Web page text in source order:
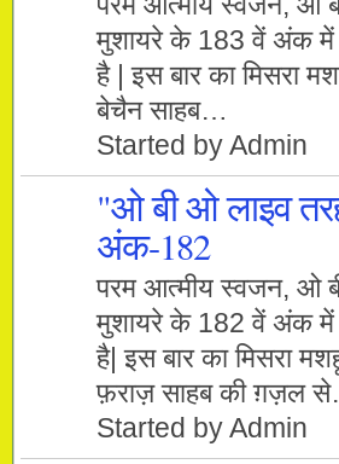
मुशायरे के 183 वें अंक में
है | इस बार का मिसरा
बेचैन साहब…
Started by Admin
"ओ बी ओ लाइव
अंक-182
परम आत्मीय स्वजन, ओ
मुशायरे के 182 वें अंक में
है| इस बार का मिसरा
फ़राज़ साहब की ग़ज़ल
Started by Admin